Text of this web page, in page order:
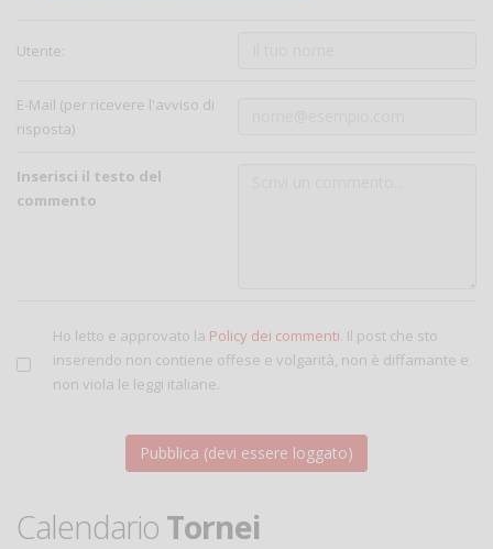
Utente:
E-Mail (per ricevere l'avviso di
risposta)
Inserisci il testo del
commento
Ho letto e approvato la Policy dei commenti . Il post che sto
inserendo non contiene offese e volgarità, non è diffamante e
non viola le leggi italiane.
Calendario Tornei